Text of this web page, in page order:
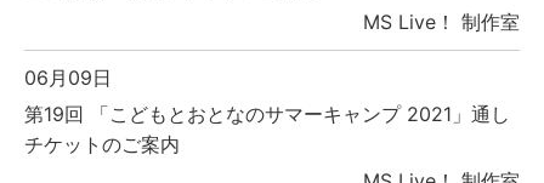
MS Live！ 制作室
06月09日
第19回 「こどもとおとなのサマーキャンプ 2021」通し
チケットのご案内